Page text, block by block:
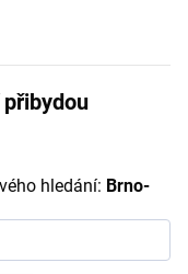
hledání: Brno-